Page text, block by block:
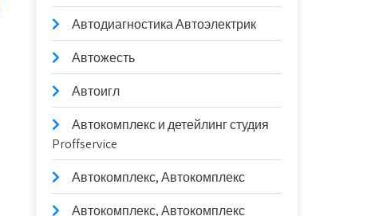
Автодиагностика Автоэлектрик
Автожесть
Автоигл
Автокомплекс и детейлинг студия
Proffservice
Автокомплекс, Автокомплекс
Автокомплекс, Автокомплекс